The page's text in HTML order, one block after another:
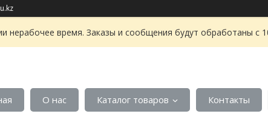
нерабочее время. Заказы и сообщения будут обработаны с
О нас Каталог товаров Контакты